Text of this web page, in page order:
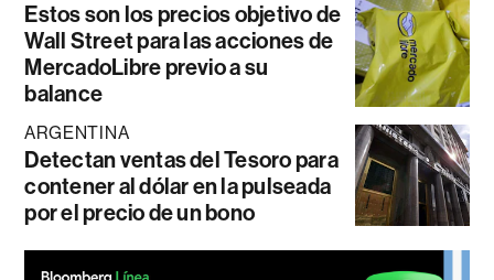
Estos son los precios objetivo de
Wall Street para las acciones de
MercadoLibre previo a su
balance
ARGENTINA
Detectan ventas del Tesoro para
contener al dólar en la pulseada
por el precio de un bono